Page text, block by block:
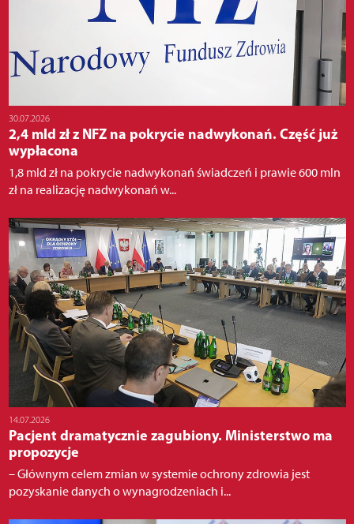
30.07.2026
2,4 mld zł z NFZ na pokrycie nadwykonań. Część już
wypłacona
1,8 mld zł na pokrycie nadwykonań świadczeń i prawie 600 mln
zł na realizację nadwykonań w...
14.07.2026
Pacjent dramatycznie zagubiony. Ministerstwo ma
propozycje
– Głównym celem zmian w systemie ochrony zdrowia jest
pozyskanie danych o wynagrodzeniach i...